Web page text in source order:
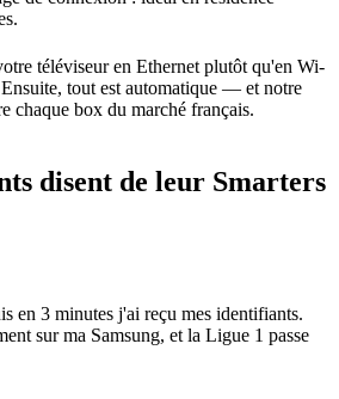
téléviseur en Ethernet plutôt qu'en Wi-
tout est automatique — et notre
chaque box du marché français.
disent de leur Smarters
en 3 minutes j'ai reçu mes identifiants.
sur ma Samsung, et la Ligue 1 passe